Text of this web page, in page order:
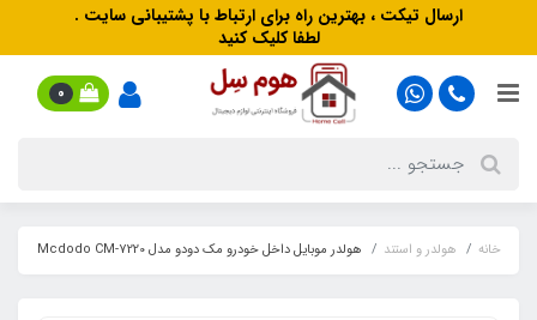
ارسال تیکت ، بهترین راه برای ارتباط با پشتیبانی سایت .
لطفا کلیک کنید
0
خانه هولدر و استند هولدر موبایل داخل خودرو مک دودو مدل Mcdodo CM-7220